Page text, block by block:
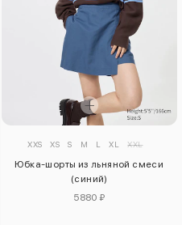
XXS XS S M L XL XXL
Юбка-шорты из льняной смеси
(синий)
5880 ₽